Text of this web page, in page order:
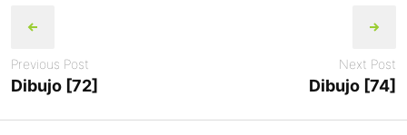
navigation
Previous Post
Dibujo [72]
Next Post
Dibujo [74]